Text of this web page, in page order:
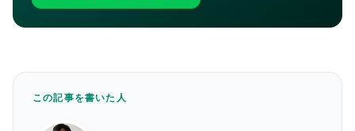
この記事を書いた人